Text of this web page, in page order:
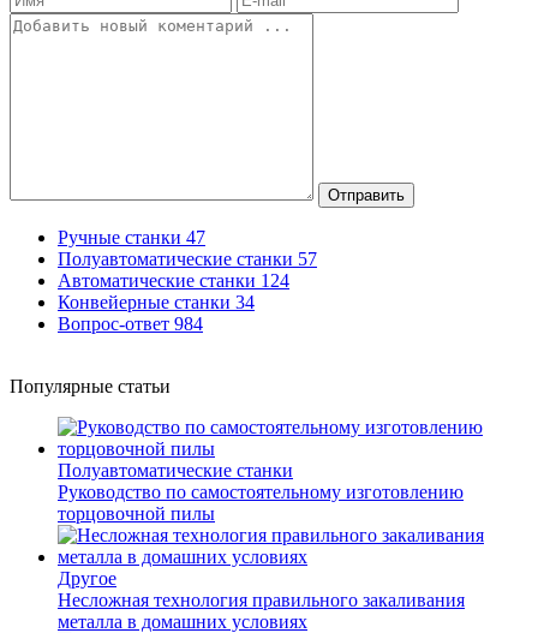
Отправить
Ручные станки 47
Полуавтоматические станки 57
Автоматические станки 124
Конвейерные станки 34
Вопрос-ответ 984
Популярные статьи
Полуавтоматические станки
Руководство по самостоятельному изготовлению
торцовочной пилы
Другое
Несложная технология правильного закаливания
металла в домашних условиях